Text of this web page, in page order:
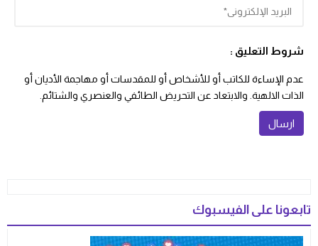
شروط التعليق :
عدم الإساءة للكاتب أو للأشخاص أو للمقدسات أو مهاجمة الأديان أو
الذات الالهية. والابتعاد عن التحريض الطائفي والعنصري والشتائم.
تابعونا على الفيسبوك